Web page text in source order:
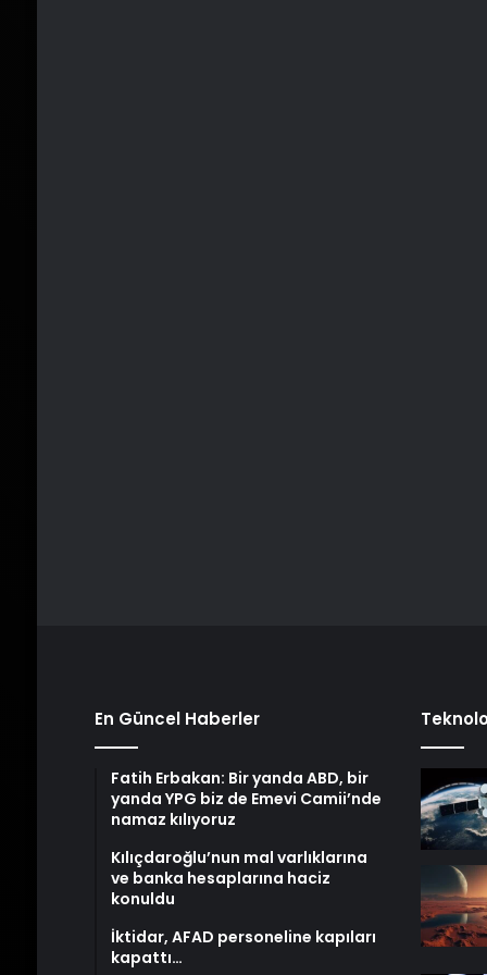
En Güncel Haberler
Fatih Erbakan: Bir yanda ABD, bir
yanda YPG biz de Emevi Camii’nde
namaz kılıyoruz
Kılıçdaroğlu’nun mal varlıklarına
ve banka hesaplarına haciz
konuldu
İktidar, AFAD personeline kapıları
kapattı…